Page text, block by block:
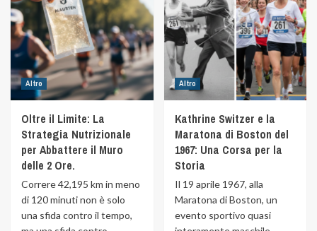
Altro
Oltre il Limite: La
Strategia Nutrizionale
per Abbattere il Muro
delle 2 Ore.
Correre 42,195 km in meno
di 120 minuti non è solo
una sfida contro il tempo,
Altro
Kathrine Switzer e la
Maratona di Boston del
1967: Una Corsa per la
Storia
Il 19 aprile 1967, alla
Maratona di Boston, un
evento sportivo quasi